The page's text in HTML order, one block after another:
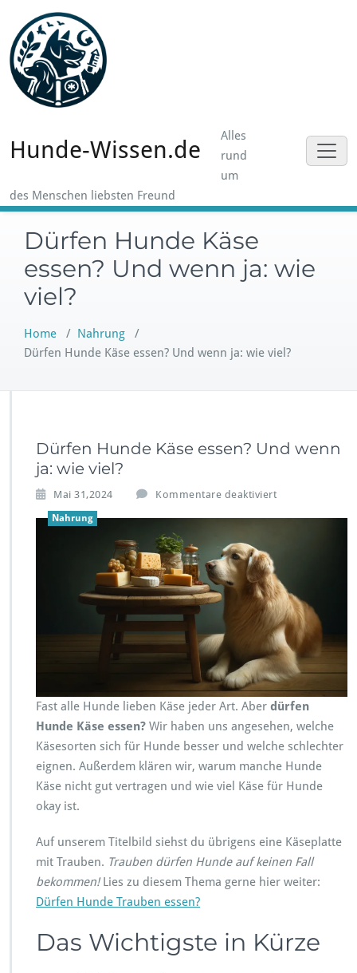
content
Hunde-Wissen.de
Alles
rund
um
des Menschen liebsten Freund
Dürfen Hunde Käse
essen? Und wenn ja: wie
viel?
Home / Nahrung /
Dürfen Hunde Käse essen? Und wenn ja: wie viel?
Dürfen Hunde Käse essen? Und wenn
ja: wie viel?
Mai 31,2024 Kommentare deaktiviert
f
e
n
H
u
n
d
e
ä
s
e
e
n?
U
n
n
Nahrung
Fast alle Hunde lieben Käse jeder Art. Aber dürfen
Hunde Käse essen? Wir haben uns angesehen, welche
Käsesorten sich für Hunde besser und welche schlechter
eignen. Außerdem klären wir, warum manche Hunde
Käse nicht gut vertragen und wie viel Käse für Hunde
okay ist.
Auf unserem Titelbild siehst du übrigens eine Käseplatte
mit Trauben. Trauben dürfen Hunde auf keinen Fall
bekommen!Lies zu diesem Thema gerne hier weiter:
Dürfen Hunde Trauben essen?
Das Wichtigste in Kürze